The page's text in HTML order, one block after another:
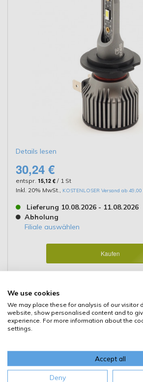
Details lesen
30,24 €
entspr. 15,12 € / 1 St
Inkl. 20% MwSt.
KOSTENLOSER Versand ab
Lieferung 10.08.2026 - 11.08.2026
Abholung
Filiale auswählen
Kaufen
We use cookies
We may place these for analysis of our visitor
website, show personalised content and to
experience. For more information about the
settings.
Accept all
Deny